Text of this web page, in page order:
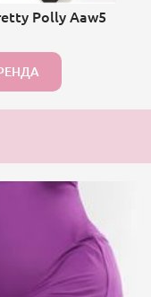
Polly Aaw5